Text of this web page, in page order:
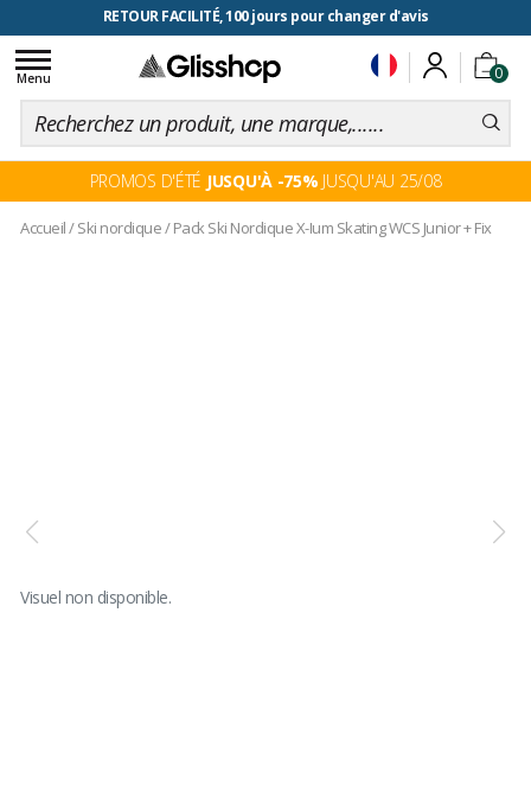
RETOUR FACILITÉ, 100 jours pour changer d'avis
0
Toggle
navigation
Menu
PROMOS D'ÉTÉ JUSQU'À -75% JUSQU'AU 25/08
Accueil/Ski nordique/Pack Ski Nordique X-Ium Skating WCS Junior + Fix
Visuel non disponible.